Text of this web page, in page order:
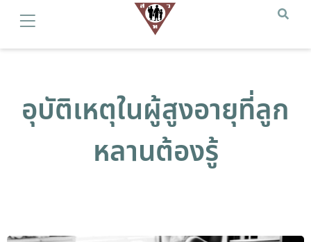
อุบัติเหตุในผู้สูงอายุที่ลูก
หลานต้องรู้